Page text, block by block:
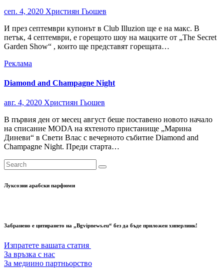
сеп. 4, 2020 Християн Гьошев
И през септември купонът в Club Illuzion ще е на макс. В
петък, 4 септември, е горещото шоу на мацките от „The Secret
Garden Show“ , които ще представят горещата…
Реклама
Diamond and Champagne Night
авг. 4, 2020 Християн Гьошев
В първия ден от месец август беше поставено новото начало
на списание MODA на яхтеното пристанище „Марина
Диневи“ в Свети Влас с вечерното събитие Diamond and
Champagne Night. Преди старта…
Луксозни арабски парфюми
Забранено е цитирането на „Bgvipnews.eu“ без да бъде приложен хиперлинк!
Изпратете вашата статия
За връзка с нас
За медиино партньорство